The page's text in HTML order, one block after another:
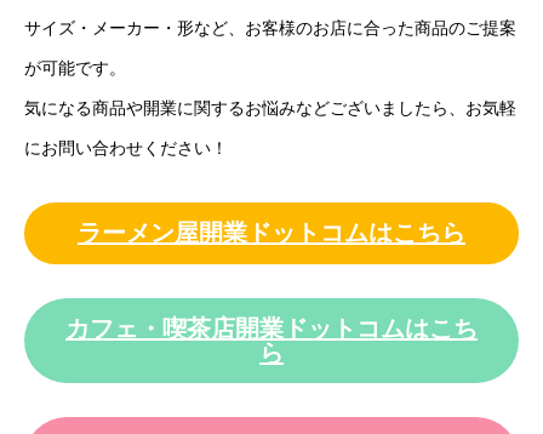
サイズ・メーカー・形など、お客様のお店に合った商品のご提案
が可能です。
気になる商品や開業に関するお悩みなどございましたら、お気軽
にお問い合わせください！
ラーメン屋開業ドットコムはこちら
カフェ・喫茶店開業ドットコムはこち
ら